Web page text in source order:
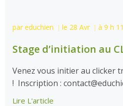
par educhien | le 28 Avr | à 9 h
Stage d’initiation au
Venez vous initier au clicker
! Inscription :
Lire L'article